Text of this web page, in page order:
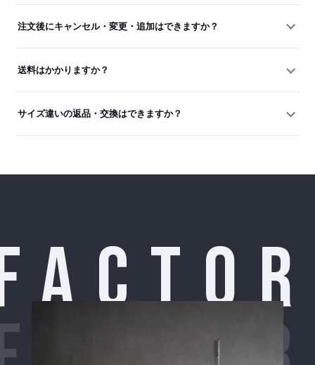
注文後にキャンセル・変更・追加はできますか？
送料はかかりますか？
サイズ違いの返品・交換はできますか？